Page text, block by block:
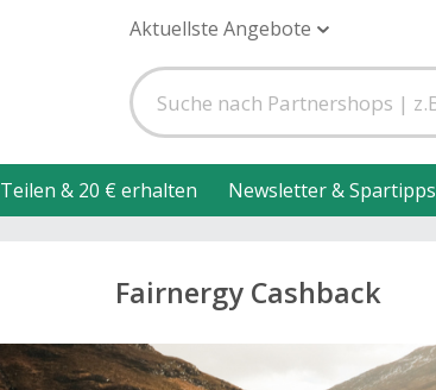
Aktuellste Angebote
Teilen & 20 € erhalten Newsletter & Spartipps
Fairnergy Cashback